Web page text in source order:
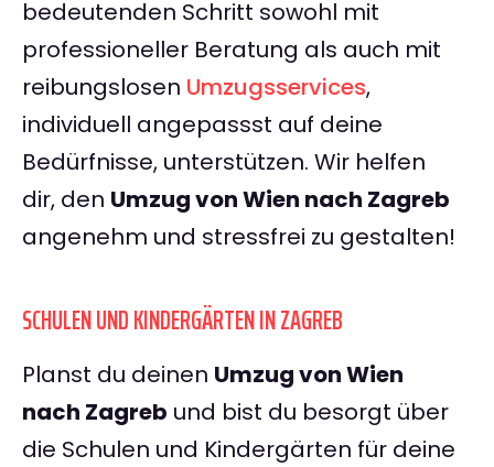
bedeutenden Schritt sowohl mit
professioneller Beratung als auch mit
reibungslosen Umzugsservices,
individuell angepassst auf deine
Bedürfnisse, unterstützen. Wir helfen
dir, den Umzug von Wien nach Zagreb
angenehm und stressfrei zu gestalten!
SCHULEN UND KINDERGÄRTEN IN ZAGREB
Planst du deinen Umzug von Wien
nach Zagreb und bist du besorgt über
die Schulen und Kindergärten für deine